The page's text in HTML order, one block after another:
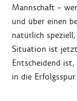
Mannschaft –
und über einen
natürlich
Situation ist jetzt
Entscheidend
in die